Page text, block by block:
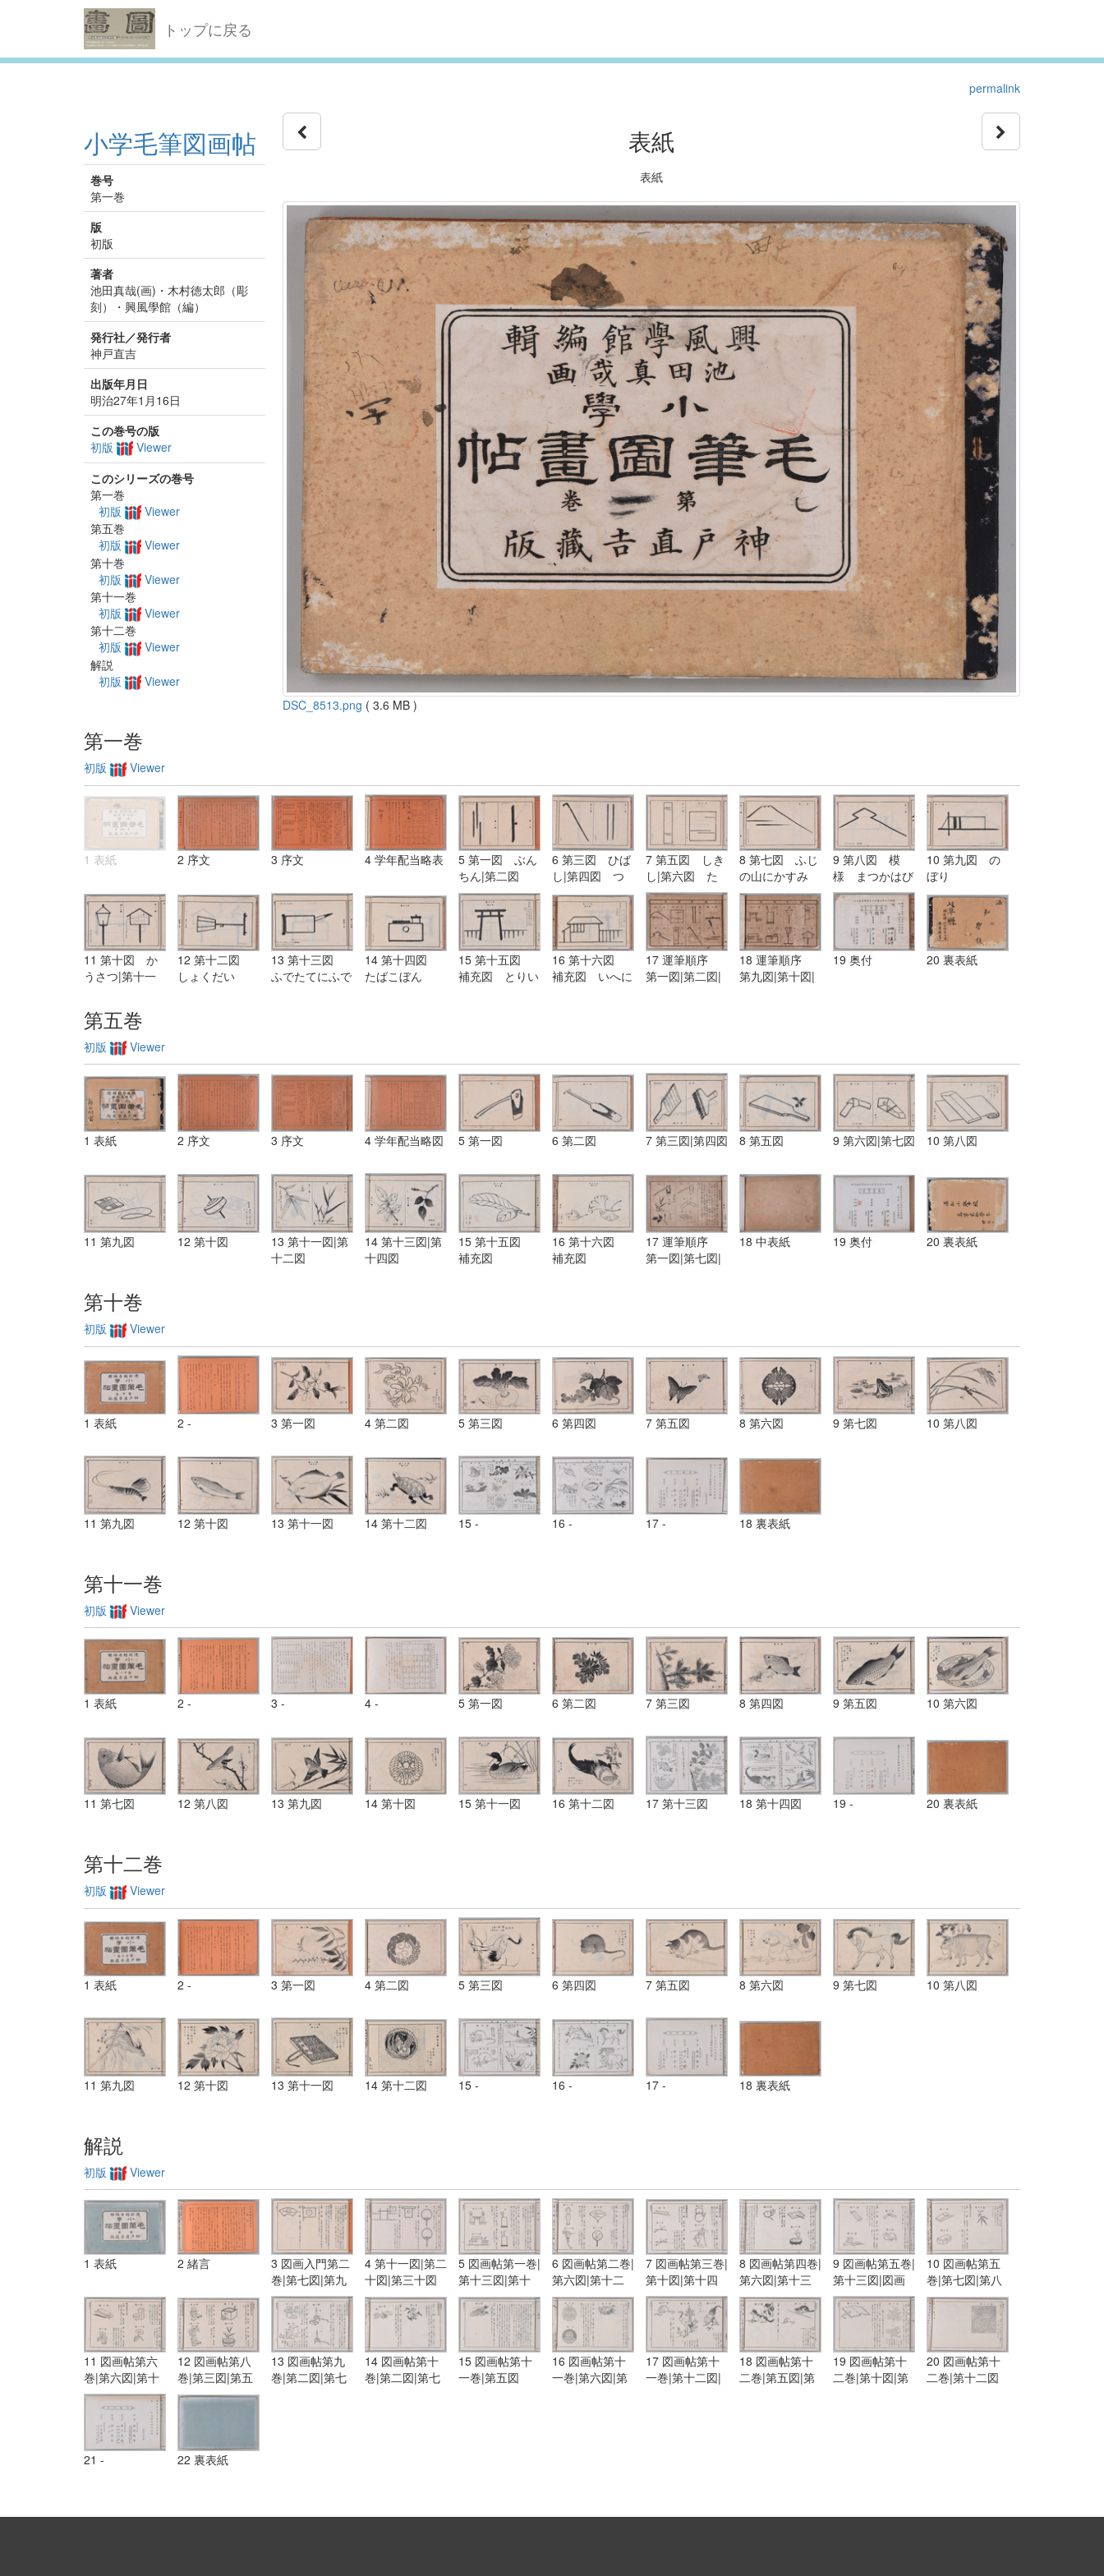
トップに戻る
permalink
小学毛筆図画帖
巻号
第一巻
版
初版
著者
池田真哉(画)・木村徳太郎（彫
刻）・興風學館（編）
発行社／発行者
神戸直吉
出版年月日
明治27年1月16日
この巻号の版
初版
Viewer
このシリーズの巻号
第一巻
初版
Viewer
第五巻
初版
Viewer
第十巻
初版
Viewer
第十一巻
初版
Viewer
第十二巻
初版
Viewer
解説
初版
Viewer
表紙
表紙
DSC_8513.png ( 3.6 MB )
第一巻
初版 Viewer
1 表紙 2 序文 3 序文 4 学年配当略表
5 第一図 ぶん
ちん|第二図
模様 かすみが
6 第三図 ひば
し|第四図 つ
え
7 第五図 しき
し|第六図 た
んざく
8 第七図 ふじ
の山にかすみ
9 第八図 模
様 まつかはび
し
10 第九図 の
ぼり
11 第十図 か
うさつ|第十一
ろう
12 第十二図
しょくだい
13 第十三図
ふでたてにふで
14 第十四図
たばこぼん
15 第十五図
補充図 とりい
16 第十六図
補充図 いへに
17 運筆順序
第一図|第二図|
18 運筆順序
第九図|第十図|
19 奥付 20 裏表紙
第五巻
初版 Viewer
1 表紙 2 序文 3 序文 4 学年配当略図 5 第一図 6 第二図 7 第三図|第四図 8 第五図 9 第六図|第七図 10 第八図
11 第九図 12 第十図
13 第十一図|第
十二図
14 第十三図|第
十四図
15 第十五図
補充図
16 第十六図
補充図
17 運筆順序
第一図|第七図|
18 中表紙 19 奥付 20 裏表紙
第十巻
初版 Viewer
1 表紙 2 - 3 第一図 4 第二図 5 第三図 6 第四図 7 第五図 8 第六図 9 第七図 10 第八図
11 第九図 12 第十図 13 第十一図 14 第十二図 15 - 16 - 17 - 18 裏表紙
第十一巻
初版 Viewer
1 表紙 2 - 3 - 4 - 5 第一図 6 第二図 7 第三図 8 第四図 9 第五図 10 第六図
11 第七図 12 第八図 13 第九図 14 第十図 15 第十一図 16 第十二図 17 第十三図 18 第十四図 19 - 20 裏表紙
第十二巻
初版 Viewer
1 表紙 2 - 3 第一図 4 第二図 5 第三図 6 第四図 7 第五図 8 第六図 9 第七図 10 第八図
11 第九図 12 第十図 13 第十一図 14 第十二図 15 - 16 - 17 - 18 裏表紙
解説
初版 Viewer
1 表紙 2 緒言
3 図画入門第二
巻|第七図|第九
図
4 第十一図|第二
十図|第三十図
5 図画帖第一巻|
第十三図|第十
五図|第十六図
6 図画帖第二巻|
第六図|第十二
図|第十三図|第
十六図
7 図画帖第三巻|
第十図|第十四
図|図画帖第四
巻|第一図|第三
8 図画帖第四巻|
第六図|第十三
図|第十五図
9 図画帖第五巻|
第十三図|図画
帖第六巻|第一
図|第五図
10 図画帖第五
巻|第七図|第八
図|第十図
11 図画帖第六
巻|第六図|第十
三図|図画帖第
七巻|第三図|第
六図
12 図画帖第八
巻|第三図|第五
図|第九図|第十
13 図画帖第九
巻|第二図|第七
14 図画帖第十
巻|第二図|第七
15 図画帖第十
一巻|第五図
16 図画帖第十
一巻|第六図|第
17 図画帖第十
一巻|第十二図|
18 図画帖第十
二巻|第五図|第
19 図画帖第十
二巻|第十図|第
20 図画帖第十
二巻|第十二図
21 - 22 裏表紙